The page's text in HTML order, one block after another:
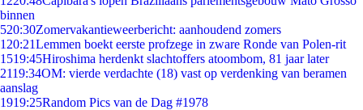
binnen
520:30Zomervakantieweerbericht: aanhoudend zomers
1 20:21Lemmen boekt eerste profzege in zware Ronde van Polen-rit
1519:45Hiroshima herdenkt slachtoffers atoombom, 81 jaar later
2119:34OM: vierde verdachte (18) vast op verdenking van beramen
aanslag
1919:25Random Pics van de Dag #1978